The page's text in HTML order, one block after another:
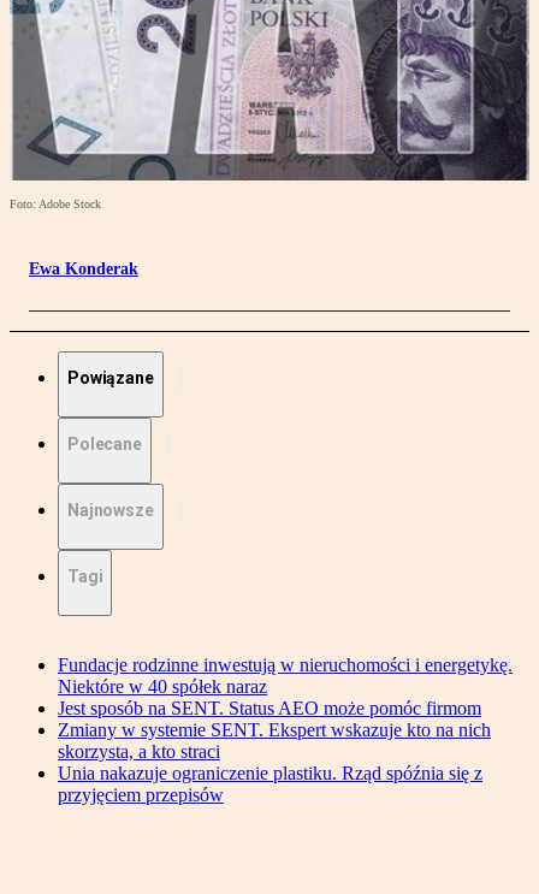
Foto: Adobe Stock
Ewa Konderak
Powiązane
Polecane
Najnowsze
Tagi
Fundacje rodzinne inwestują w nieruchomości i energetykę.
Niektóre w 40 spółek naraz
Jest sposób na SENT. Status AEO może pomóc firmom
Zmiany w systemie SENT. Ekspert wskazuje kto na nich
skorzysta, a kto straci
Unia nakazuje ograniczenie plastiku. Rząd spóźnia się z
przyjęciem przepisów